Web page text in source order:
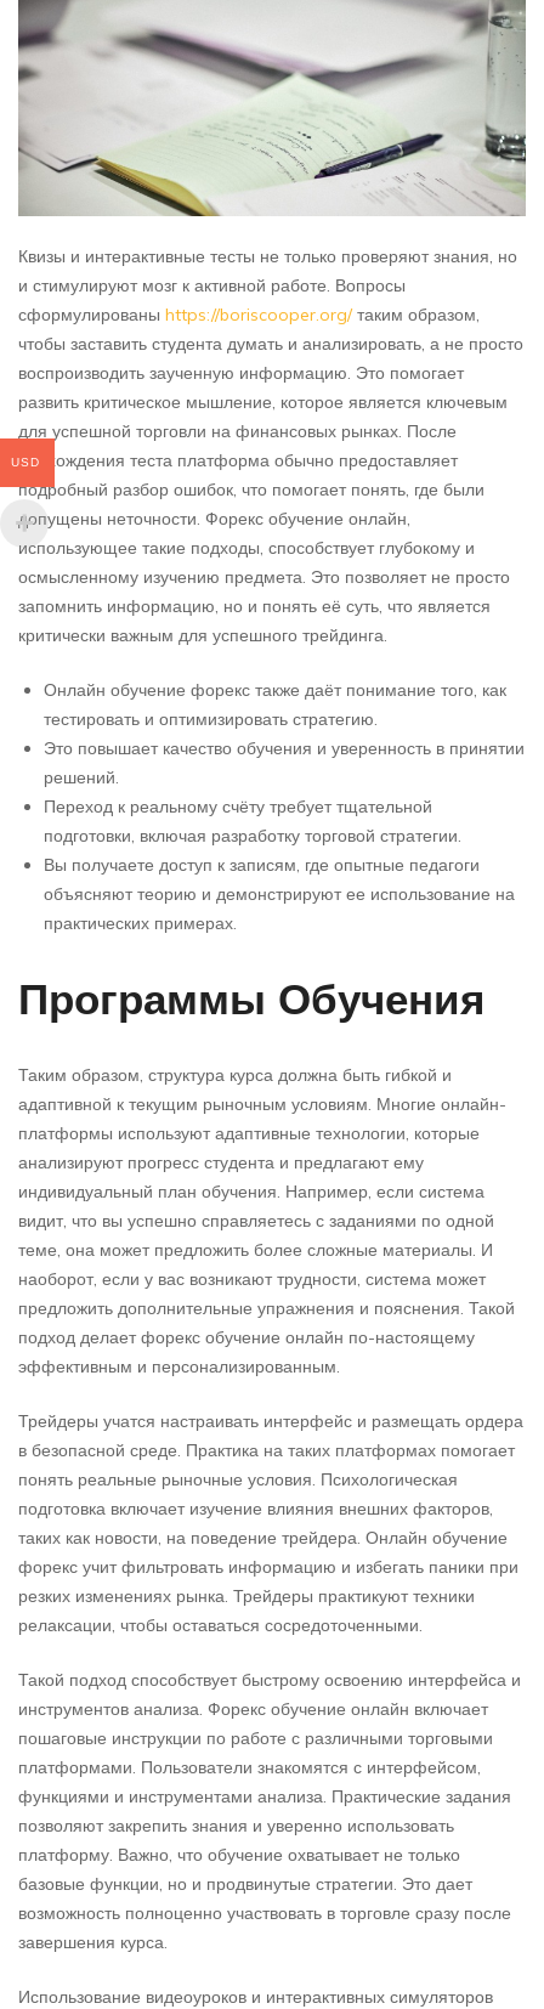
Квизы и интерактивные тесты не только проверяют знания, но
и стимулируют мозг к активной работе. Вопросы
сформулированы https://boriscooper.org/таким образом,
чтобы заставить студента думать и анализировать, а не просто
воспроизводить заученную информацию. Это помогает
развить критическое мышление, которое является ключевым
для успешной торговли на финансовых рынках. После
прохождения теста платформа обычно предоставляет
подробный разбор ошибок, что помогает понять, где были
допущены неточности. Форекс обучение онлайн,
использующее такие подходы, способствует глубокому и
осмысленному изучению предмета. Это позволяет не просто
запомнить информацию, но и понять её суть, что является
критически важным для успешного трейдинга.
Онлайн обучение форекс также даёт понимание того, как
тестировать и оптимизировать стратегию.
Это повышает качество обучения и уверенность в принятии
решений.
Переход к реальному счёту требует тщательной
подготовки, включая разработку торговой стратегии.
Вы получаете доступ к записям, где опытные педагоги
объясняют теорию и демонстрируют ее использование на
практических примерах.
Программы Обучения
Таким образом, структура курса должна быть гибкой и
адаптивной к текущим рыночным условиям. Многие онлайн-
платформы используют адаптивные технологии, которые
анализируют прогресс студента и предлагают ему
индивидуальный план обучения. Например, если система
видит, что вы успешно справляетесь с заданиями по одной
теме, она может предложить более сложные материалы. И
наоборот, если у вас возникают трудности, система может
предложить дополнительные упражнения и пояснения. Такой
подход делает форекс обучение онлайн по-настоящему
эффективным и персонализированным.
Трейдеры учатся настраивать интерфейс и размещать ордера
в безопасной среде. Практика на таких платформах помогает
понять реальные рыночные условия. Психологическая
подготовка включает изучение влияния внешних факторов,
таких как новости, на поведение трейдера. Онлайн обучение
форекс учит фильтровать информацию и избегать паники при
резких изменениях рынка. Трейдеры практикуют техники
релаксации, чтобы оставаться сосредоточенными.
Такой подход способствует быстрому освоению интерфейса и
инструментов анализа. Форекс обучение онлайн включает
пошаговые инструкции по работе с различными торговыми
платформами. Пользователи знакомятся с интерфейсом,
функциями и инструментами анализа. Практические задания
позволяют закрепить знания и уверенно использовать
платформу. Важно, что обучение охватывает не только
базовые функции, но и продвинутые стратегии. Это дает
возможность полноценно участвовать в торговле сразу после
завершения курса.
Использование видеоуроков и интерактивных симуляторов
USD